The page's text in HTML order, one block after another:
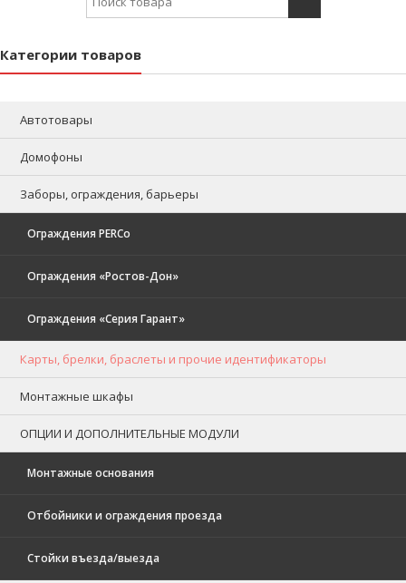
Категории товаров
Автотовары
Домофоны
Заборы, ограждения, барьеры
Ограждения PERCo
Ограждения «Ростов-Дон»
Ограждения «Серия Гарант»
Карты, брелки, браслеты и прочие идентификаторы
Монтажные шкафы
ОПЦИИ И ДОПОЛНИТЕЛЬНЫЕ МОДУЛИ
Монтажные основания
Отбойники и ограждения проезда
Стойки въезда/выезда